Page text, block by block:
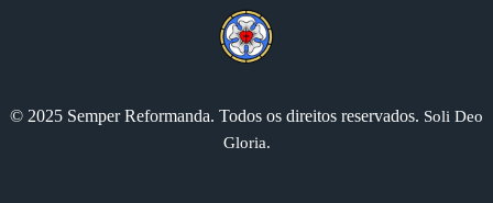
© 2025 Semper Reformanda. Todos os direitos reservados. Soli Deo
Gloria.